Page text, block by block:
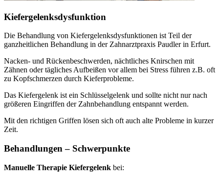
Kiefergelenksdysfunktion
Die Behandlung von Kiefergelenksdysfunktionen ist Teil der
ganzheitlichen Behandlung in der Zahnarztpraxis Paudler in Erfurt.
Nacken- und Rückenbeschwerden, nächtliches Knirschen mit
Zähnen oder tägliches Aufbeißen vor allem bei Stress führen z.B. oft
zu Kopfschmerzen durch Kieferprobleme.
Das Kiefergelenk ist ein Schlüsselgelenk und sollte nicht nur nach
größeren Eingriffen der Zahnbehandlung entspannt werden.
Mit den richtigen Griffen lösen sich oft auch alte Probleme in kurzer
Zeit.
Behandlungen – Schwerpunkte
Manuelle Therapie Kiefergelenk bei: